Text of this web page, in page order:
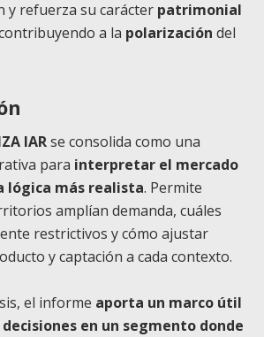
y refuerza su carácter patrimonial
a la polarización del
IARse consolida como una
para interpretar el mercado
lógica más realista. Permite
amplían demanda, cuáles
restrictivos y cómo ajustar
y captación a cada contexto.
el informe aporta un marco útil
en un segmento donde